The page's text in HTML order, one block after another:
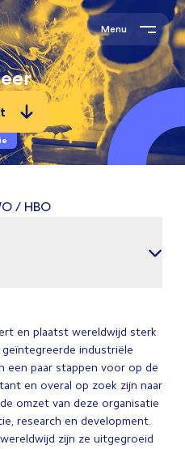
Menu
/ HBO
en plaatst wereldwijd sterk
industriële
een paar stappen voor op de
en overal op zoek zijn naar
omzet van deze organisatie
research en development.
zijn ze uitgegroeid